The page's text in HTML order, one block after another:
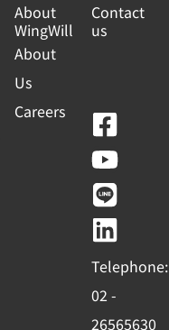
About
WingWill
About
Us
Careers
Contact
us
F
a
c
e
b
o
o
k
Y
o
u
t
u
b
e
L
i
n
e
L
i
n
k
e
d
i
n
Telephone:
02 -
26565630